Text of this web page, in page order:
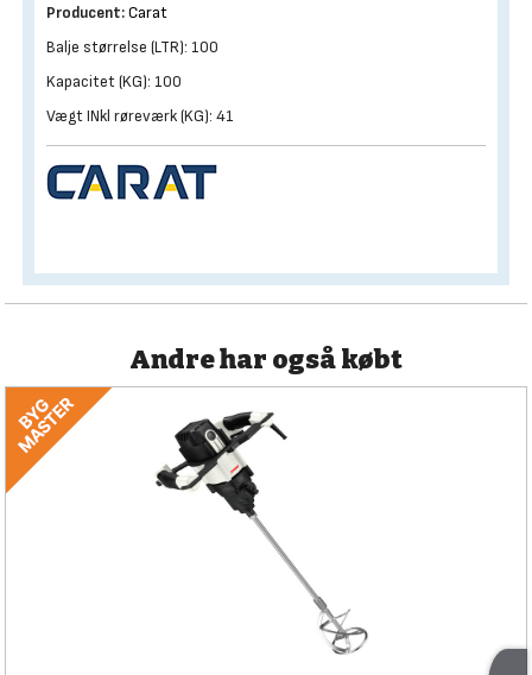
Producent:Carat
Balje størrelse (LTR): 100
Kapacitet (KG): 100
Vægt INkl røreværk (KG): 41
Andre har også købt